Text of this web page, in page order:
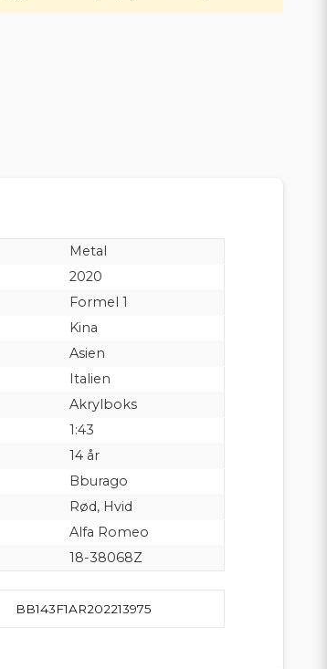
Metal
2020
Formel 1
Kina
Asien
Italien
Akrylboks
1:43
14 år
Bburago
Rød, Hvid
Alfa Romeo
18-38068Z
BB143F1AR202213975